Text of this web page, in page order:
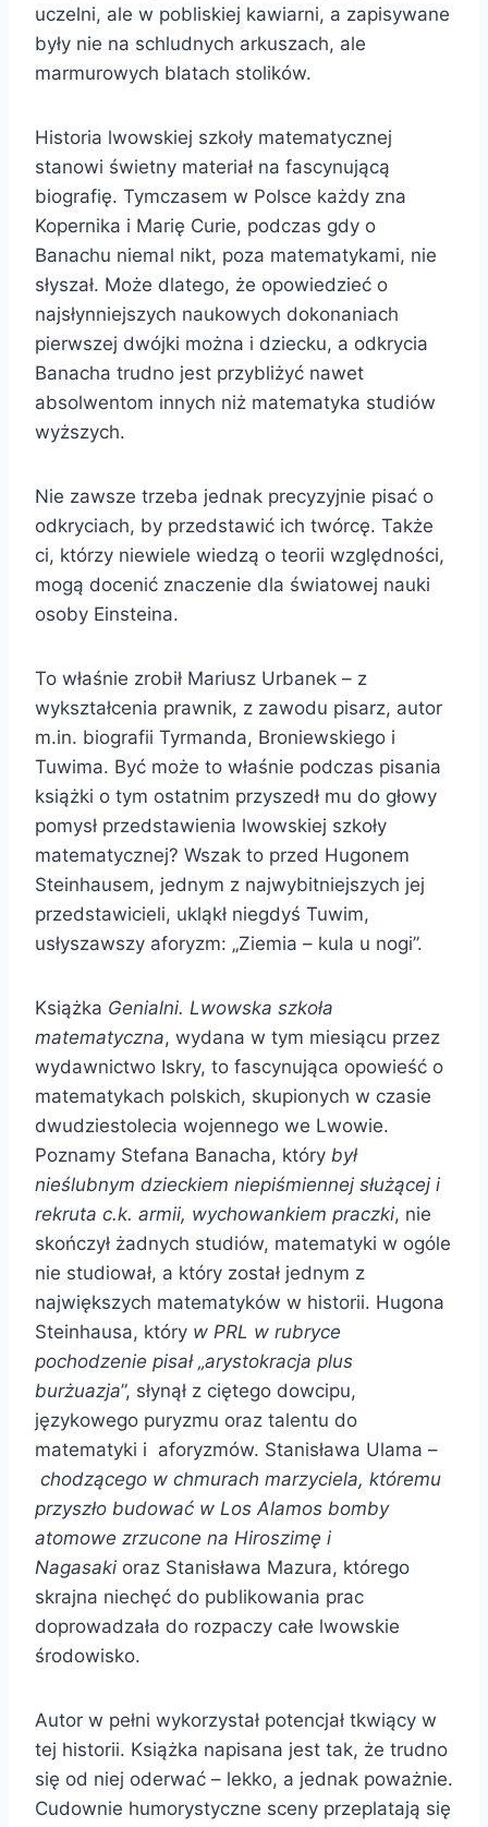
uczelni, ale w pobliskiej kawiarni, a zapisywane
były nie na schludnych arkuszach, ale
marmurowych blatach stolików.
Historia lwowskiej szkoły matematycznej
stanowi świetny materiał na fascynującą
biografię. Tymczasem w Polsce każdy zna
Kopernika i Marię Curie, podczas gdy o
Banachu niemal nikt, poza matematykami, nie
słyszał. Może dlatego, że opowiedzieć o
najsłynniejszych naukowych dokonaniach
pierwszej dwójki można i dziecku, a odkrycia
Banacha trudno jest przybliżyć nawet
absolwentom innych niż matematyka studiów
wyższych.
Nie zawsze trzeba jednak precyzyjnie pisać o
odkryciach, by przedstawić ich twórcę. Także
ci, którzy niewiele wiedzą o teorii względności,
mogą docenić znaczenie dla światowej nauki
osoby Einsteina.
To właśnie zrobił Mariusz Urbanek – z
wykształcenia prawnik, z zawodu pisarz, autor
m.in. biografii Tyrmanda, Broniewskiego i
Tuwima. Być może to właśnie podczas pisania
książki o tym ostatnim przyszedł mu do głowy
pomysł przedstawienia lwowskiej szkoły
matematycznej? Wszak to przed Hugonem
Steinhausem, jednym z najwybitniejszych jej
przedstawicieli, ukląkł niegdyś Tuwim,
usłyszawszy aforyzm: „Ziemia – kula u nogi”.
Książka Genialni. Lwowska szkoła
matematyczna, wydana w tym miesiącu przez
wydawnictwo Iskry, to fascynująca opowieść o
matematykach polskich, skupionych w czasie
dwudziestolecia wojennego we Lwowie.
Poznamy Stefana Banacha, który był
nieślubnym dzieckiem niepiśmiennej służącej i
rekruta c.k. armii, wychowankiem praczki, nie
skończył żadnych studiów, matematyki w ogóle
nie studiował, a który został jednym z
największych matematyków w historii. Hugona
Steinhausa, który w PRL w rubryce
pochodzenie pisał „arystokracja plus
burżuazja”, słynął z ciętego dowcipu,
językowego puryzmu oraz talentu do
matematyki i aforyzmów. Stanisława Ulama –
chodzącego w chmurach marzyciela, któremu
przyszło budować w Los Alamos bomby
atomowe zrzucone na Hiroszimę i
Nagasaki oraz Stanisława Mazura, którego
skrajna niechęć do publikowania prac
doprowadzała do rozpaczy całe lwowskie
środowisko.
Autor w pełni wykorzystał potencjał tkwiący w
tej historii. Książka napisana jest tak, że trudno
się od niej oderwać – lekko, a jednak poważnie.
Cudownie humorystyczne sceny przeplatają się